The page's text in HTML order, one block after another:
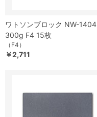
ワトソンブロック NW-1404
300g F4 15枚
（F4）
￥2,711